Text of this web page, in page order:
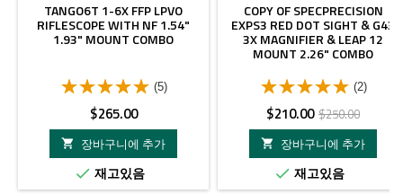
TANGO6T 1-6X FFP LPVO
RIFLESCOPE WITH NF 1.54"
1.93" MOUNT COMBO
(5)
가
격
$265.00

장바구니에 추가
 재고있음
COPY OF SPECPRECISION
EXPS3 RED DOT SIGHT & G43
3X MAGNIFIER & LEAP 12
MOUNT 2.26" COMBO
(2)
가
격
$210.00 정
상
가
격
$250.00

장바구니에 추가
 재고있음